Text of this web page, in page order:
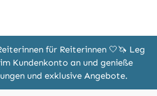
für Reiterinnen 🤍🦄 Leg
Kundenkonto an und genieße
und exklusive Angebote.